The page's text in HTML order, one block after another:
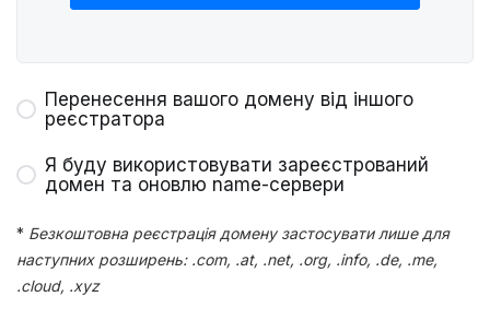
Перенесення вашого домену від іншого
реєстратора
Я буду використовувати зареєстрований
домен та оновлю name-сервери
* Безкоштовна реєстрація домену застосувати лише для
наступних розширень: .com, .at, .net, .org, .info, .de, .me,
.cloud, .xyz